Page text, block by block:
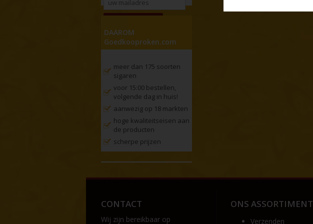
DAAROM
Goedkooproken.com
meer dan 175 soorten
sigaren
voor 15:00 bestellen,
volgende dag in huis!
aanwezig op 18 markten
hoge kwaliteitseisen aan
de producten
scherpe prijzen
CONTACT
Wij zijn bereikbaar op
ONS ASSORTIMENT
Verzenden